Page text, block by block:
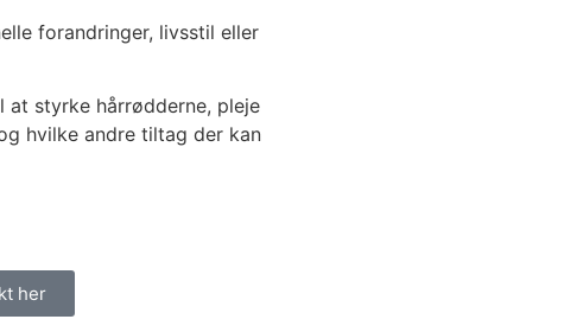
forandringer, livsstil eller
at styrke hårrødderne, pleje
hvilke andre tiltag der kan
her